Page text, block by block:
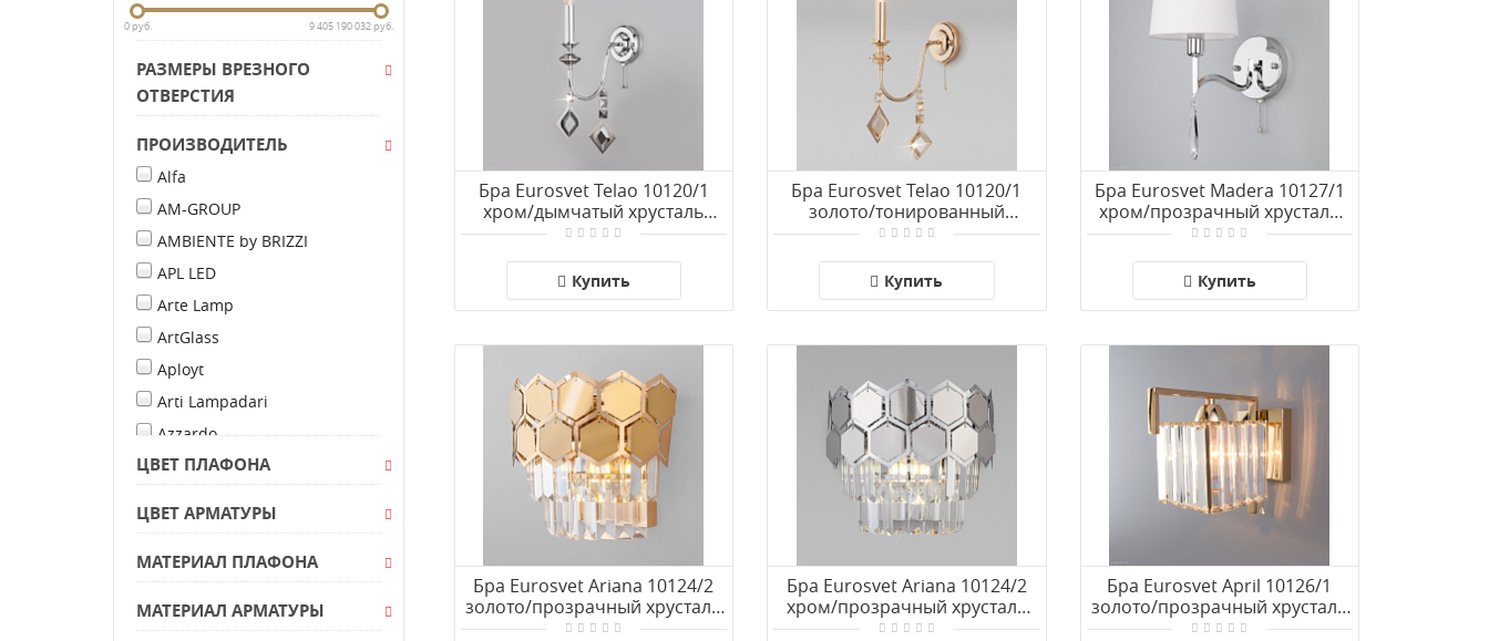
0 руб. 9 405 190 032 руб.
РАЗМЕРЫ ВРЕЗНОГО
ОТВЕРСТИЯ
ПРОИЗВОДИТЕЛЬ
Alfa
AM-GROUP
AMBIENTE by BRIZZI
APL LED
Arte Lamp
ArtGlass
Aployt
Arti Lampadari
Azzardo
Bogate's
BRIZZI
Chiaro
Collezioni
ЦВЕТ ПЛАФОНА
ЦВЕТ АРМАТУРЫ
МАТЕРИАЛ ПЛАФОНА
МАТЕРИАЛ АРМАТУРЫ
Бра Eurosvet Telao 10120/1
хром/дымчатый хрусталь
Strotskis (10110/1)
Купить
Бра Eurosvet Telao 10120/1
золото/тонированный
хрусталь Strotskis (10110/1)
Купить
Бра Eurosvet Madera 10127/1
хром/прозрачный хрусталь
Strotskis (10093/1)
Купить
Бра Eurosvet Ariana 10124/2
золото/прозрачный хрусталь
Strotskis (10113/2)
Бра Eurosvet Ariana 10124/2
хром/прозрачный хрусталь
Strotskis (10113/2)
Бра Eurosvet April 10126/1
золото/прозрачный хрусталь
Strotskis (10117/1)